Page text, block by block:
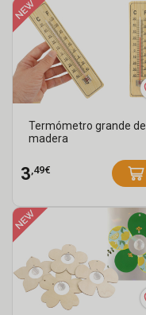
Termómetro grande de
madera
3 ,49€